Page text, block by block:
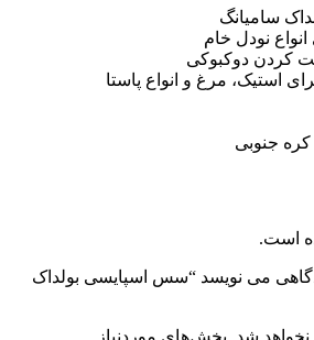
سامیانگ
انواع نودل خام
کردن دوکبوکی
استیک، مرغ و انواع پاستا
کره جنوبی
است.
می نویسد “سس اسپایسی بولداک
شد. بخش‌های موردنیاز